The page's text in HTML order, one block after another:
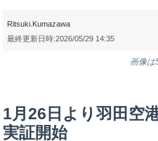
Ritsuki.Kumazawa
最終更新日時:2026/05/29 14:35
画像は
1月26日より羽田空
実証開始